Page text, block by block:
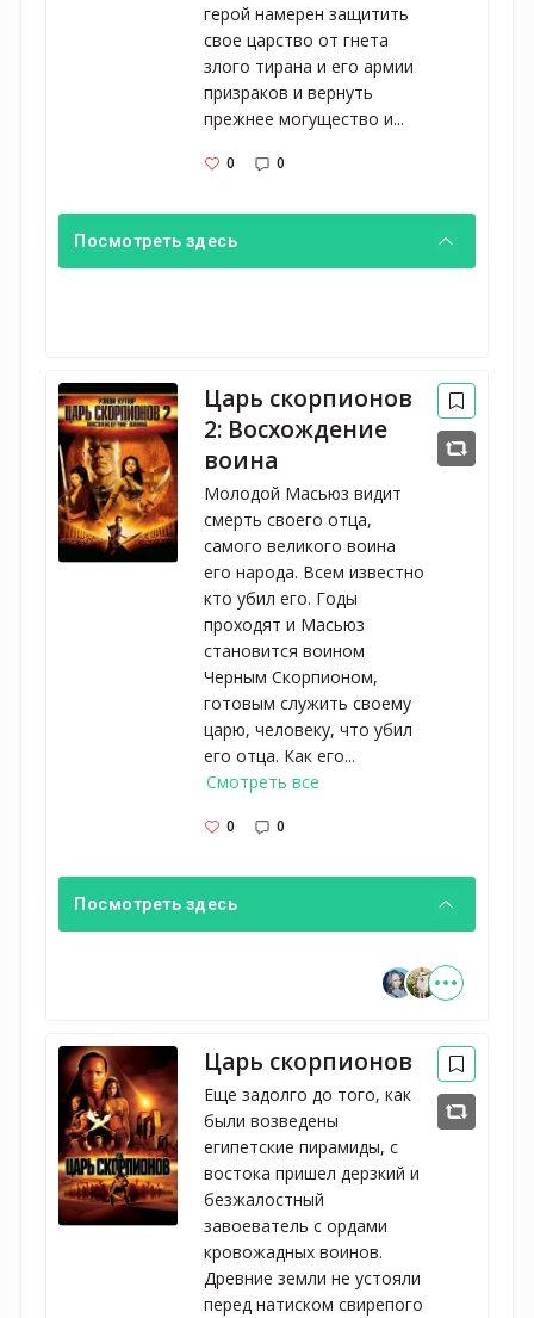
герой намерен защитить
свое царство от гнета
злого тирана и его армии
призраков и вернуть
прежнее могущество и...
0 0
Посмотреть здесь
Царь скорпионов
2: Восхождение
воина
Молодой Масьюз видит
смерть своего отца,
самого великого воина
его народа. Всем известно
кто убил его. Годы
проходят и Масьюз
становится воином
Черным Скорпионом,
готовым служить своему
царю, человеку, что убил
его отца. Как его...
Смотреть все
0 0
Посмотреть здесь
Царь скорпионов
Еще задолго до того, как
были возведены
египетские пирамиды, с
востока пришел дерзкий и
безжалостный
завоеватель с ордами
кровожадных воинов.
Древние земли не устояли
перед натиском свирепого